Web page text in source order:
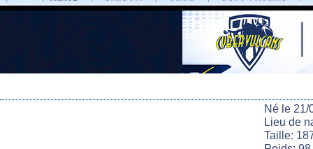
.
Né le 21/
Lieu de
Taille: